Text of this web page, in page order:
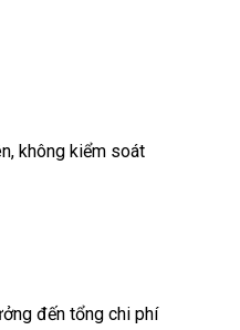
không kiểm soát
đến tổng chi phí